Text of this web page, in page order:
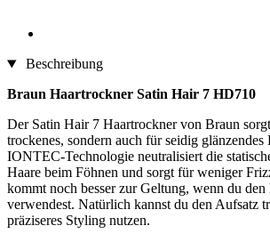
Beschreibung
Braun Haartrockner Satin Hair 7 HD710
Der Satin Hair 7 Haartrockner von Braun
trockenes, sondern auch für seidig
IONTEC-Technologie neutralisiert die
Haare beim Föhnen und sorgt für weniger
kommt noch besser zur Geltung, wenn du
verwendest. Natürlich kannst du den Aufsatz
präziseres Styling nutzen.